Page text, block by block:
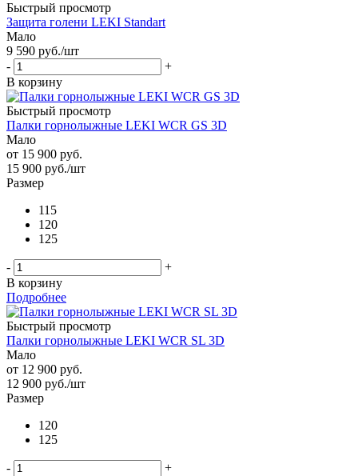
Быстрый просмотр
Защита голени LEKI Standart
Мало
9 590 руб./шт
-
+
В корзину
Быстрый просмотр
Палки горнолыжные LEKI WCR GS 3D
Мало
от 15 900 руб.
15 900 руб./шт
Размер
115
120
125
-
+
В корзину
Подробнее
Быстрый просмотр
Палки горнолыжные LEKI WCR SL 3D
Мало
от 12 900 руб.
12 900 руб./шт
Размер
120
125
-
+